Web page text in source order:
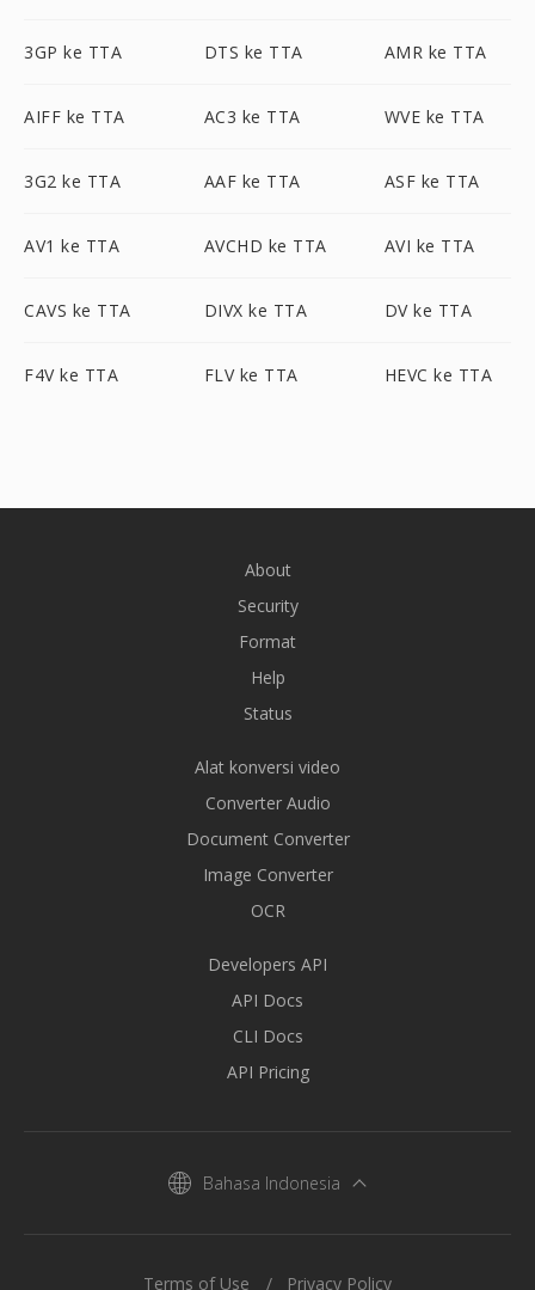
3GP ke TTA DTS ke TTA AMR ke TTA
AIFF ke TTA AC3 ke TTA WVE ke TTA
3G2 ke TTA AAF ke TTA ASF ke TTA
AV1 ke TTA AVCHD ke TTA AVI ke TTA
CAVS ke TTA DIVX ke TTA DV ke TTA
F4V ke TTA FLV ke TTA HEVC ke TTA
About
Security
Format
Help
Status
Alat konversi video
Converter Audio
Document Converter
Image Converter
OCR
Developers API
API Docs
CLI Docs
API Pricing
Bahasa Indonesia
Terms of Use Privacy Policy